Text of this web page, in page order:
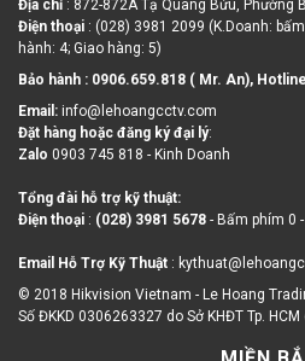
Điện thoại : (028) 3981 2099 (K.Doanh:
hành: 4; Giao hàng: 5)
Đặt hàng hoặc đăng ký đại lý:
Zalo 0903 745 818 - Kinh Doanh
Điện thoại:(028) 3981 5678
Số ĐKKD 0306263327 do Sở KHĐT Tp.
MIỀN